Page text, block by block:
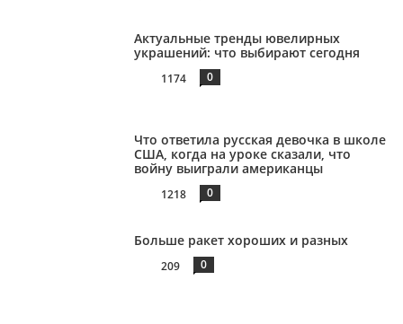
Актуальные тренды ювелирных
украшений: что выбирают сегодня
1174 0
Что ответила русская девочка в школе
США, когда на уроке сказали, что
войну выиграли американцы
1218 0
Больше ракет хороших и разных
209 0